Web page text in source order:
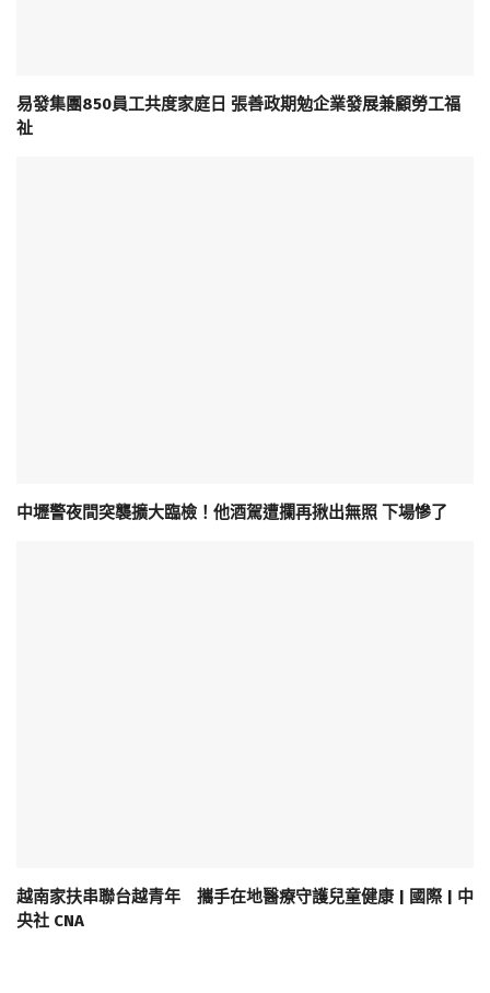
易發集團850員工共度家庭日 張善政期勉企業發展兼顧勞工福
祉
中壢警夜間突襲擴大臨檢！他酒駕遭攔再揪出無照 下場慘了
越南家扶串聯台越青年 攜手在地醫療守護兒童健康 | 國際 | 中
央社 CNA